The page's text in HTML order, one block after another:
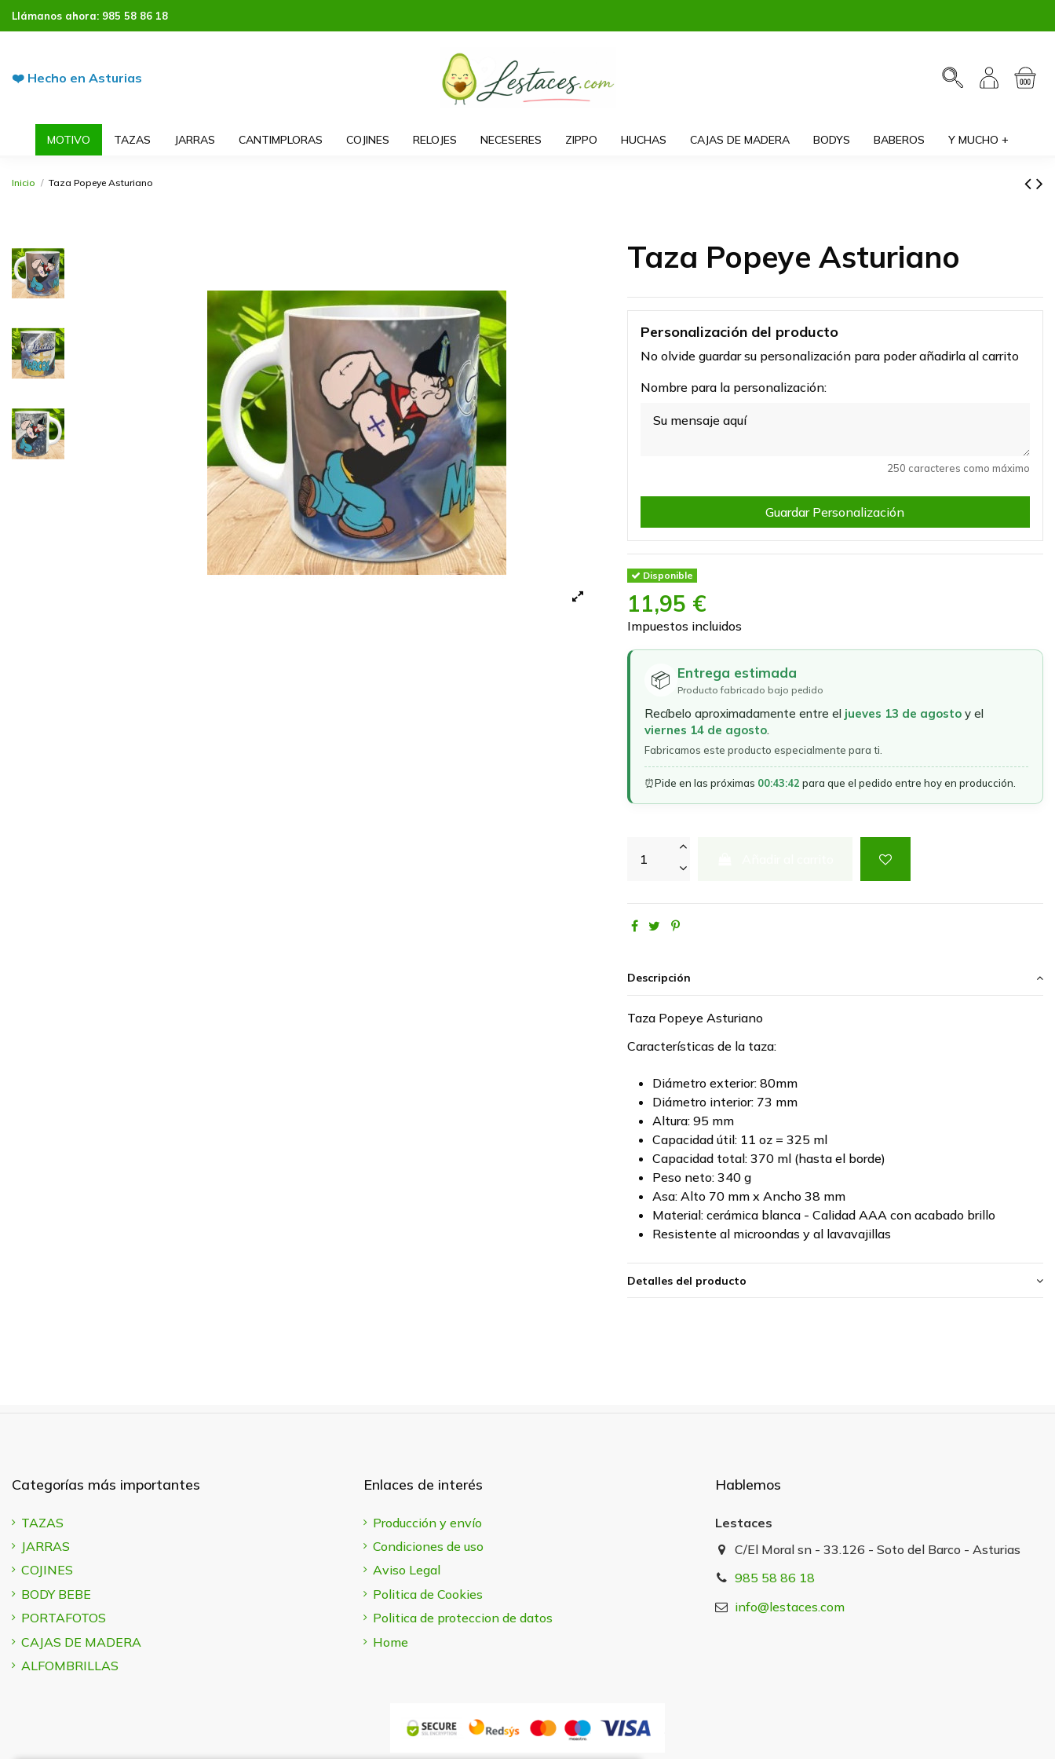
Llámanos ahora: 985 58 86 18
❤️ Hecho en Asturias
MOTIVO TAZAS JARRAS CANTIMPLORAS COJINES RELOJES NECESERES ZIPPO HUCHAS CAJAS DE MADERA BODYS BABEROS Y MUCHO +
Inicio Taza Popeye Asturiano
Taza Popeye Asturiano
Personalización del producto
No olvide guardar su personalización para poder añadirla al carrito
Nombre para la personalización:
250 caracteres como máximo
Guardar Personalización
Disponible
11,95 €
Impuestos incluidos
📦 Entrega estimada
Producto fabricado bajo pedido
Recíbelo aproximadamente entre el jueves 13 de agostoy el
viernes 14 de agosto.
Fabricamos este producto especialmente para ti.
⏰Pide en las próximas 00:43:42 para que el pedido entre hoy en producción.
Descripción
Taza Popeye Asturiano
Características de la taza:
Diámetro exterior: 80mm
Diámetro interior: 73 mm
Altura: 95 mm
Capacidad útil: 11 oz = 325 ml
Capacidad total: 370 ml (hasta el borde)
Peso neto: 340 g
Asa: Alto 70 mm x Ancho 38 mm
Material: cerámica blanca - Calidad AAA con acabado brillo
Resistente al microondas y al lavavajillas
Detalles del producto
Categorías más importantes
TAZAS
JARRAS
COJINES
BODY BEBE
PORTAFOTOS
CAJAS DE MADERA
ALFOMBRILLAS
Enlaces de interés
Producción y envío
Condiciones de uso
Aviso Legal
Politica de Cookies
Politica de proteccion de datos
Home
Hablemos
Lestaces
C/El Moral sn - 33.126 - Soto del Barco - Asturias
985 58 86 18
info@lestaces.com